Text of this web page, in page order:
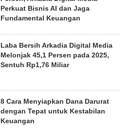
Perkuat Bisnis AI dan Jaga
Fundamental Keuangan
Laba Bersih Arkadia Digital Media
Melonjak 45,1 Persen pada 2025,
Sentuh Rp1,76 Miliar
8 Cara Menyiapkan Dana Darurat
dengan Tepat untuk Kestabilan
Keuangan